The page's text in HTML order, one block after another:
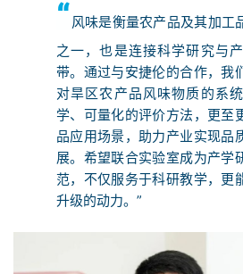
“风味是衡量农产品及其加工
之一，也是连接科学研究与
带。通过与安捷伦的合作，我
对旱区农产品风味物质的系
学、可量化的评价方法，更至
品应用场景，助力产业实现品
展。希望联合实验室成为产学
范，不仅服务于科研教学，更
升级的动力。”